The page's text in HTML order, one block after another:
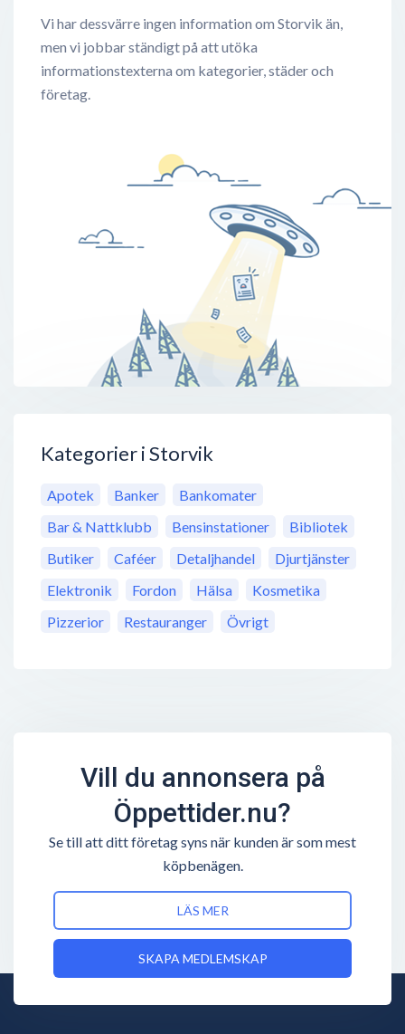
Vi har dessvärre ingen information om Storvik än,
men vi jobbar ständigt på att utöka
informationstexterna om kategorier, städer och
företag.
Kategorier i Storvik
Apotek Banker
Bankomater
Bar & Nattklubb
Bensinstationer
Bibliotek
Butiker
Caféer Detaljhandel
Djurtjänster
Elektronik
Fordon Hälsa
Kosmetika
Pizzerior
Restauranger Övrigt
Vill du annonsera på
Öppettider.nu?
Se till att ditt företag syns när kunden är som mest
köpbenägen.
LÄS MER
SKAPA MEDLEMSKAP